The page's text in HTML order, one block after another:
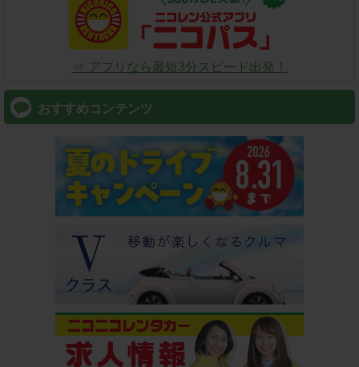
⇒ アプリなら最短3分スピード出発！
おすすめコンテンツ